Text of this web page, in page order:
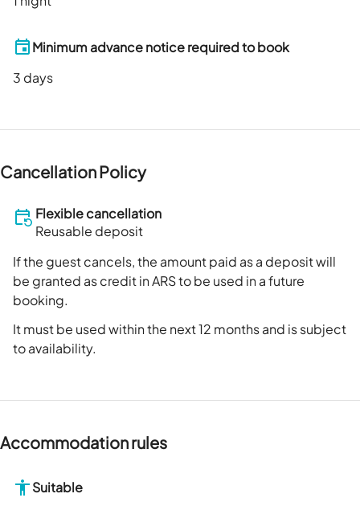
Minimum advance notice required to book
3 days
Cancellation Policy
Flexible cancellation
Reusable deposit
If the guest cancels, the amount paid as a deposit will
be granted as credit in ARS to be used in a future
booking.
It must be used within the next 12 months and is subject
to availability.
Accommodation rules
Suitable